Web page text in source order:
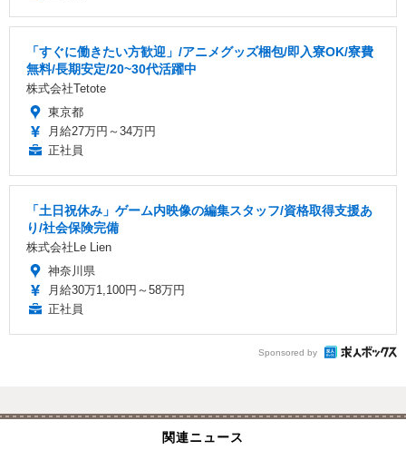
「すぐに働きたい方歓迎」/アニメグッズ梱包/即入寮OK/寮費
無料/長期安定/20~30代活躍中
株式会社Tetote
東京都
月給27万円～34万円
正社員
「土日祝休み」ゲーム内映像の編集スタッフ/資格取得支援あ
り/社会保険完備
株式会社Le Lien
神奈川県
月給30万1,100円～58万円
正社員
Sponsored by
関連ニュース